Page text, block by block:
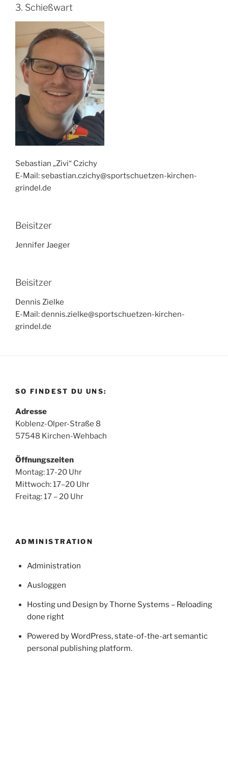
3. Schießwart
Sebastian „Zivi“ Czichy
E-Mail: sebastian.czichy@sportschuetzen-kirchen-
grindel.de
Beisitzer
Jennifer Jaeger
Beisitzer
Dennis Zielke
E-Mail: dennis.zielke@sportschuetzen-kirchen-
grindel.de
SO FINDEST DU UNS:
Adresse
Koblenz-Olper-Straße 8
57548 Kirchen-Wehbach
Öffnungszeiten
Montag: 17-20 Uhr
Mittwoch: 17–20 Uhr
Freitag: 17 – 20 Uhr
ADMINISTRATION
Administration
Ausloggen
Hosting und Design by Thorne Systems – Reloading
done right
Powered by WordPress, state-of-the-art semantic
personal publishing platform.